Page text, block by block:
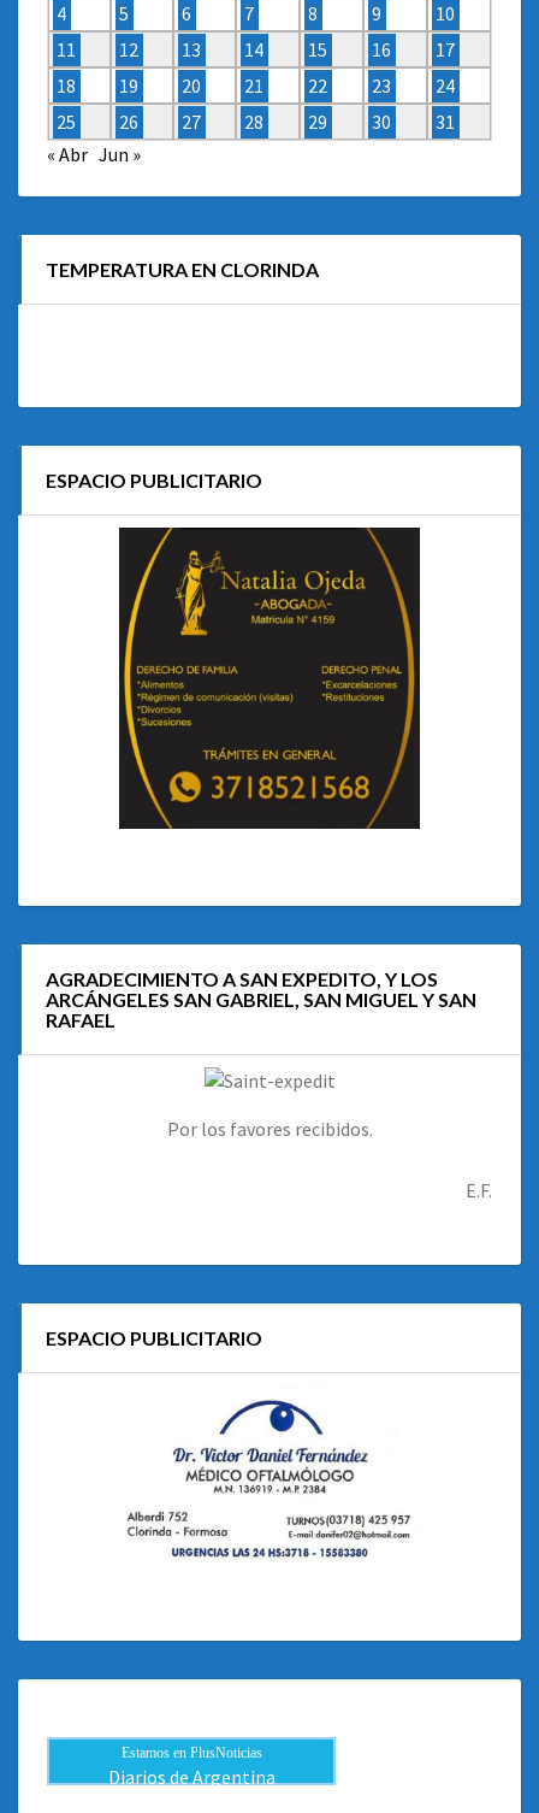
4
5 6 7 8 9
10
11
12 13 14 15 16
17
18
19 20 21 22 23
24
25
26 27 28 29 30
31
« Abr Jun »
TEMPERATURA EN CLORINDA
ESPACIO PUBLICITARIO
AGRADECIMIENTO A SAN EXPEDITO, Y LOS
ARCÁNGELES SAN GABRIEL, SAN MIGUEL Y SAN
RAFAEL
Por los favores recibidos.
E.F.
ESPACIO PUBLICITARIO
Estamos en PlusNoticias
Diarios de Argentina